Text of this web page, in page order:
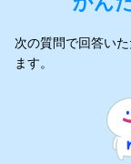
次の質問で回答い
ます。